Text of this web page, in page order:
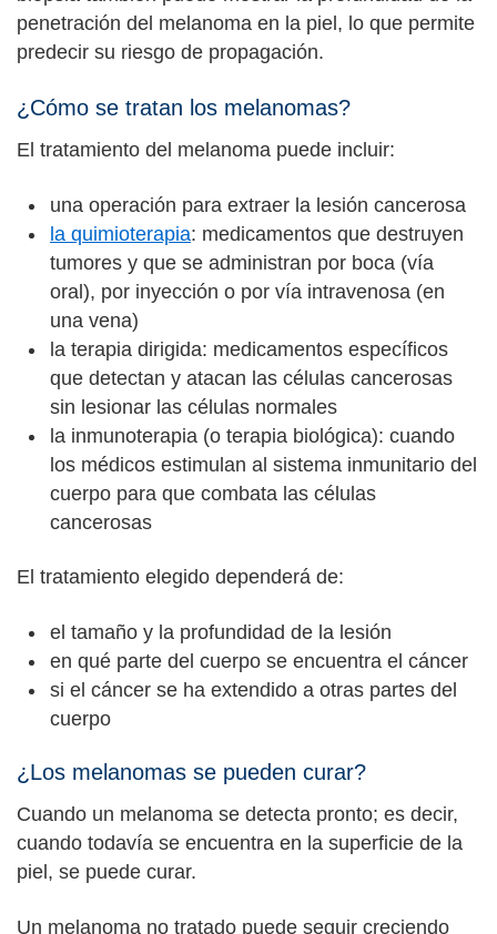
penetración del melanoma en la piel, lo que permite
predecir su riesgo de propagación.
¿Cómo se tratan los melanomas?
El tratamiento del melanoma puede incluir:
una operación para extraer la lesión cancerosa
la quimioterapia: medicamentos que destruyen
tumores y que se administran por boca (vía
oral), por inyección o por vía intravenosa (en
una vena)
la terapia dirigida: medicamentos específicos
que detectan y atacan las células cancerosas
sin lesionar las células normales
la inmunoterapia (o terapia biológica): cuando
los médicos estimulan al sistema inmunitario del
cuerpo para que combata las células
cancerosas
El tratamiento elegido dependerá de:
el tamaño y la profundidad de la lesión
en qué parte del cuerpo se encuentra el cáncer
si el cáncer se ha extendido a otras partes del
cuerpo
¿Los melanomas se pueden curar?
Cuando un melanoma se detecta pronto; es decir,
cuando todavía se encuentra en la superficie de la
piel, se puede curar.
Un melanoma no tratado puede seguir creciendo